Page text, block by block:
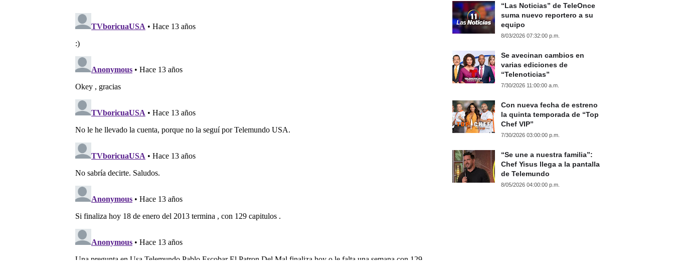
“Las Noticias” de TeleOnce
suma nuevo reportero a su
equipo
8/03/2026 07:32:00 p.m.
Se avecinan cambios en
varias ediciones de
“Telenoticias”
7/30/2026 11:00:00 a.m.
Con nueva fecha de estreno
la quinta temporada de “Top
Chef VIP”
7/30/2026 03:00:00 p.m.
“Se une a nuestra familia”:
Chef Yisus llega a la pantalla
de Telemundo
8/05/2026 04:00:00 p.m.